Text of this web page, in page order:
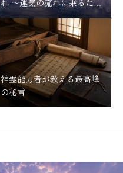
れ 〜運気の流れに乗るため
にする事〜
神霊能力者が教える最高峰
の秘言